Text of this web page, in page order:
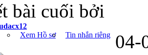
bài cuối bởi
Xem Hồ sơ
Tin nhắn riêng 04-